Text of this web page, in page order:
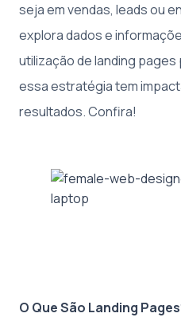
seja em vendas, leads ou
explora dados e
utilização de landing
essa estratégia tem
resultados. Confira!
O Que São Landing